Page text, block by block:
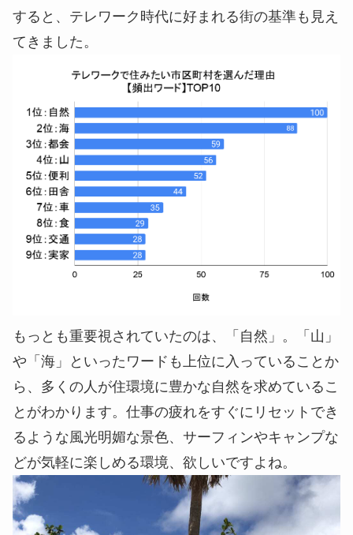
すると、テレワーク時代に好まれる街の基準も見え
てきました。
もっとも重要視されていたのは、「自然」。「山」
や「海」といったワードも上位に入っていることか
ら、多くの人が住環境に豊かな自然を求めているこ
とがわかります。仕事の疲れをすぐにリセットでき
るような風光明媚な景色、サーフィンやキャンプな
どが気軽に楽しめる環境、欲しいですよね。